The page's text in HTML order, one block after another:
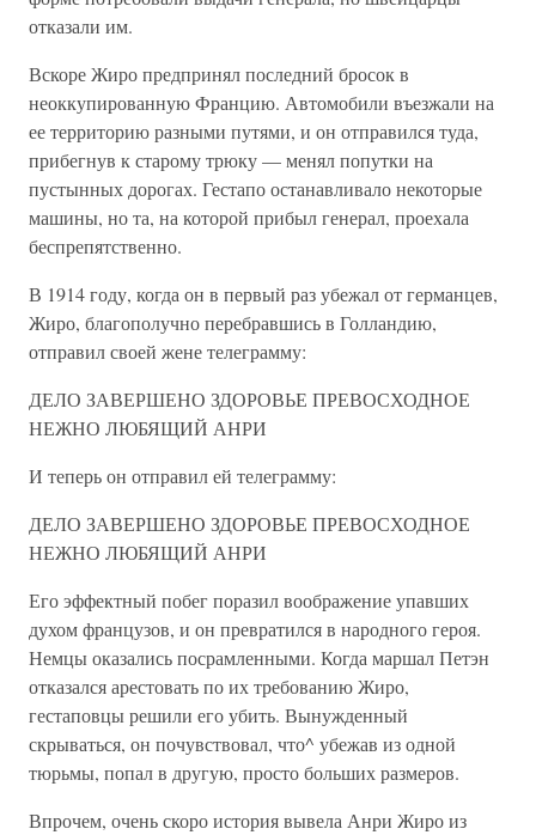
отказали им.
Вскоре Жиро предпринял последний бросок в
неоккупированную Францию. Автомобили въезжали на
ее территорию разными путями, и он отправился туда,
прибегнув к старому трюку — менял попутки на
пустынных дорогах. Гестапо останавливало некоторые
машины, но та, на которой прибыл генерал, проехала
беспрепятственно.
В 1914 году, когда он в первый раз убежал от германцев,
Жиро, благополучно перебравшись в Голландию,
отправил своей жене телеграмму:
ДЕЛО ЗАВЕРШЕНО ЗДОРОВЬЕ ПРЕВОСХОДНОЕ
НЕЖНО ЛЮБЯЩИЙ АНРИ
И теперь он отправил ей телеграмму:
ДЕЛО ЗАВЕРШЕНО ЗДОРОВЬЕ ПРЕВОСХОДНОЕ
НЕЖНО ЛЮБЯЩИЙ АНРИ
Его эффектный побег поразил воображение упавших
духом французов, и он превратился в народного героя.
Немцы оказались посрамленными. Когда маршал Петэн
отказался арестовать по их требованию Жиро,
гестаповцы решили его убить. Вынужденный
скрываться, он почувствовал, что^ убежав из одной
тюрьмы, попал в другую, просто больших размеров.
Впрочем, очень скоро история вывела Анри Жиро из